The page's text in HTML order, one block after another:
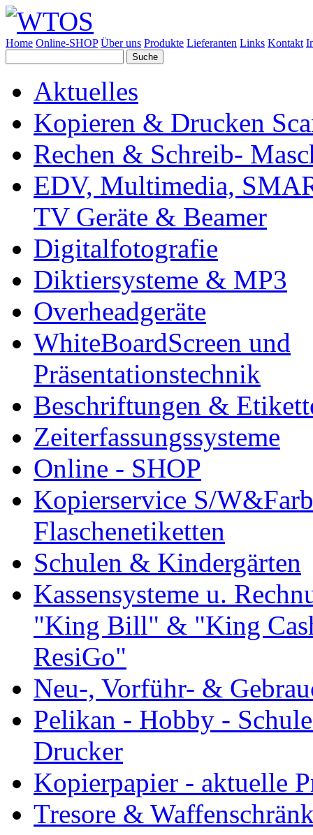
Home Online-SHOP Über uns Produkte Lieferanten Links Kontakt
Aktuelles
Kopieren & Drucken
Rechen & Schreib-
EDV, Multimedia,
TV Geräte & Beamer
Digitalfotografie
Diktiersysteme & MP3
Overheadgeräte
WhiteBoardScreen und
Präsentationstechnik
Beschriftungen &
Zeiterfassungssysteme
Online - SHOP
Kopierservice S/
Flaschenetiketten
Schulen & Kindergärten
Kassensysteme u.
"King Bill" & "King
ResiGo"
Neu-, Vorführ- &
Pelikan - Hobby -
Drucker
Kopierpapier - aktuelle
Tresore &